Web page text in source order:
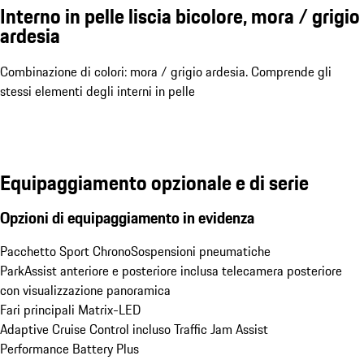
Interno in pelle liscia bicolore, mora / grigio
ardesia
Combinazione di colori: mora / grigio ardesia. Comprende gli
stessi elementi degli interni in pelle
Equipaggiamento opzionale e di serie
Opzioni di equipaggiamento in evidenza
Pacchetto Sport ChronoSospensioni pneumatiche
ParkAssist anteriore e posteriore inclusa telecamera posteriore
con visualizzazione panoramica
Fari principali Matrix-LED
Adaptive Cruise Control incluso Traffic Jam Assist
Performance Battery Plus